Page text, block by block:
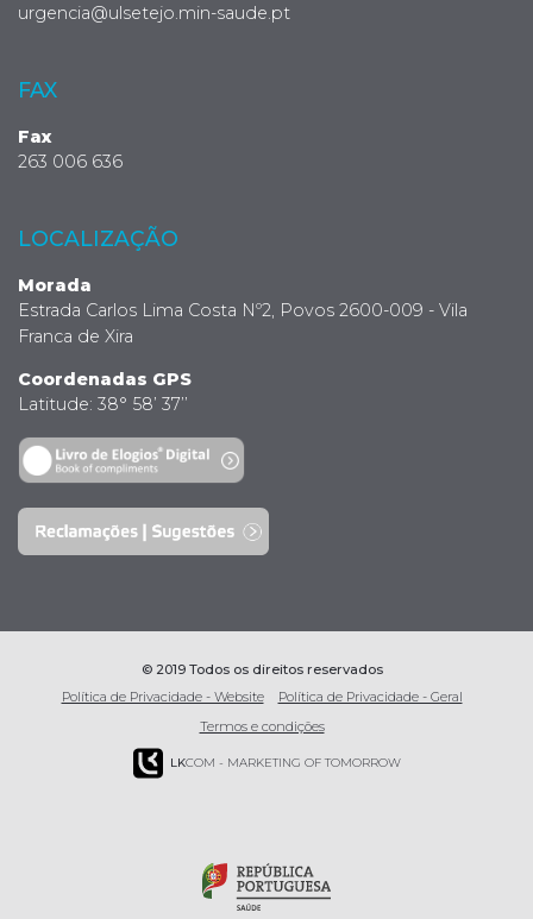
urgencia@ulsetejo.min-saude.pt
FAX
Fax
263 006 636
LOCALIZAÇÃO
Morada
Estrada Carlos Lima Costa Nº2, Povos 2600-009 - Vila
Franca de Xira
Coordenadas GPS
Latitude: 38° 58’ 37’’
© 2019 Todos os direitos reservados
Política de Privacidade - Website
Política de Privacidade - Geral
Termos e condições
LKCOM - MARKETING OF TOMORROW